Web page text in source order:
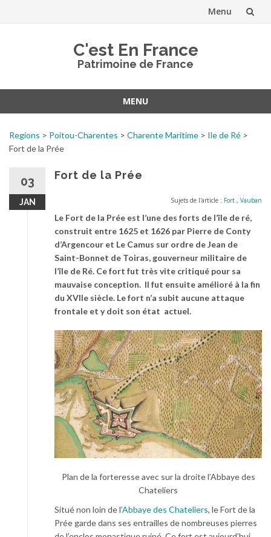
Menu
C'est En France
Patrimoine de France
MENU
contenu
Regions > Poitou-Charentes > Charente Maritime > Ile de Ré >
Fort de la Prée
03
JAN
Fort de la Prée
Sujets de l'article : Fort , Vauban
Le Fort de la Prée est l’une des forts de l’île de ré,
construit entre 1625 et 1626 par Pierre de Conty
d’Argencour et Le Camus sur ordre de Jean de
Saint-Bonnet de Toiras, gouverneur militaire de
l’île de Ré. Ce fort fut très vite critiqué pour sa
mauvaise conception. Il fut ensuite amélioré à la fin
du XVIIe siècle. Le fort n’a subit aucune attaque
frontale et y doit son état actuel.
Plan de la forteresse avec sur la droite l’Abbaye des
Chateliers
Situé non loin de l’Abbaye des Chateliers, le Fort de la
Prée garde dans ses entrailles de nombreuses pierres